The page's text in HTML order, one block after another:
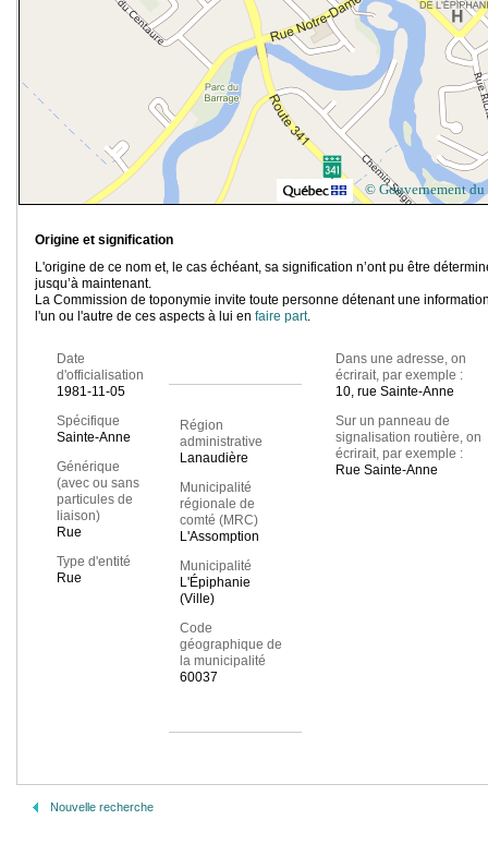
© Gouvernement du
Origine et signification
L'origine de ce nom et, le cas échéant, sa signification n’ont pu être
jusqu’à maintenant.
La Commission de toponymie invite toute personne détenant une
l'un ou l'autre de ces aspects à lui en faire part.
Date
d'officialisation
1981-11-05
Spécifique
Sainte-Anne
Générique
(avec ou sans
particules de
liaison)
Rue
Type d'entité
Rue
Région
administrative
Lanaudière
Municipalité
régionale de
comté (MRC)
L'Assomption
Municipalité
L'Épiphanie
(Ville)
Code
géographique de
la municipalité
60037
Dans une adresse, on
écrirait, par exemple :
10, rue Sainte-Anne
Sur un panneau de
signalisation routière, on
écrirait, par exemple :
Rue Sainte-Anne
Nouvelle recherche